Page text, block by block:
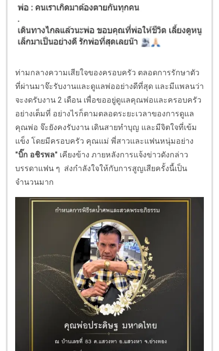
ท่ามกลางความเสียใจของครอบครัว ตลอดการรักษาตัว
ที่ผ่านมาจ๊ะรับงานและดูแลพ่ออย่างดีที่สุด และมีแพลนว่า
จะงดรับงาน 2 เดือน เพื่อขออยู่ดูแลคุณพ่อและครอบครัว
อย่างเต็มที่ อย่างไรก็ตามตลอดระยะเวลาของการดูแล
คุณพ่อ จ๊ะยังคงรับงาน เดินสายทำบุญ และมีจิตใจที่เข้ม
แข็ง โดยมีครอบครัว คุณแม่ พี่สาวและแฟนหนุ่มอย่าง
"บิ๊ก อชิรพล" เคียงข้าง ภายหลังการแจ้งข่าวดังกล่าว
บรรดาแฟน ๆ ส่งกำลังใจให้กับการสูญเสียครั้งนี้เป็น
จำนวนมาก